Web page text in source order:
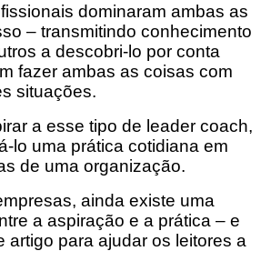
dominaram ambas as
– transmitindo conhecimento
a descobri-lo por conta
fazer ambas as coisas com
situações.
a esse tipo de leader coach,
lo uma prática cotidiana em
de uma organização.
ainda existe uma
a aspiração e a prática – e
artigo para ajudar os leitores a